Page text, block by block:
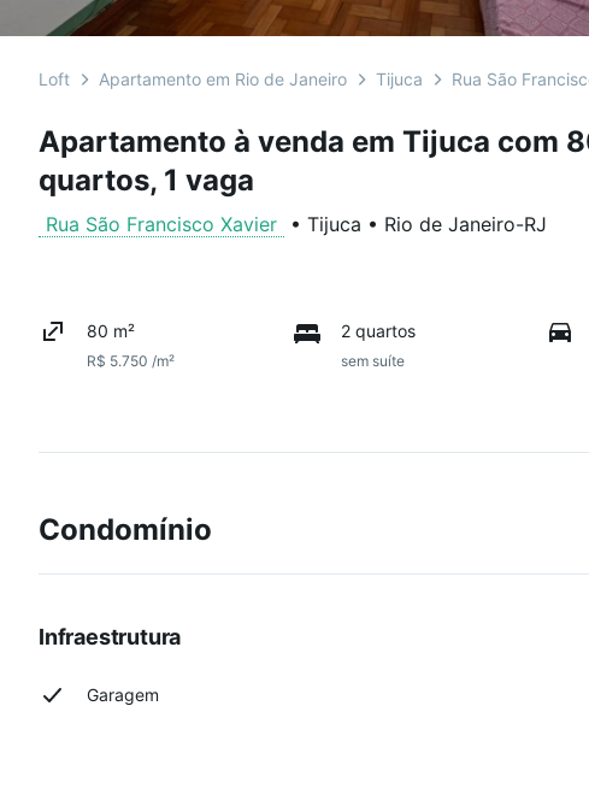
Loft Apartamento em Rio de Janeiro Tijuca Rua São
Apartamento à venda em Tijuca com
quartos, 1 vaga
Rua São Francisco Xavier • Tijuca • Rio de Janeiro-RJ
80 m²
R$ 5.750 /m²
2 quartos
sem suíte
Condomínio
Infraestrutura
Garagem